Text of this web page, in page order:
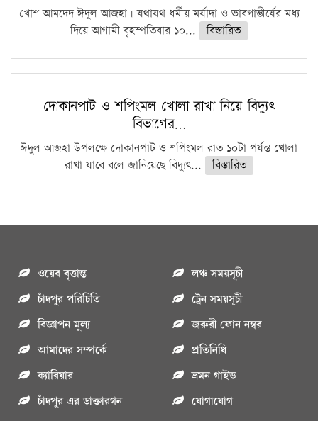
খোশ আমদেদ ঈদুল আজহা। যথাযথ ধর্মীয় মর্যাদা ও ভাবগাম্ভীর্যের মধ্য
দিয়ে আগামী বৃহস্পতিবার ১০...
বিস্তারিত
দোকানপাট ও শপিংমল খোলা রাখা নিয়ে বিদ্যুৎ
বিভাগের…
ঈদুল আজহা উপলক্ষে দোকানপাট ও শপিংমল রাত ১০টা পর্যন্ত খোলা
রাখা যাবে বলে জানিয়েছে বিদ্যুৎ...
বিস্তারিত
ওয়েব বৃত্তান্ত
চাঁদপুর পরিচিতি
বিজ্ঞাপন মুল্য
আমাদের সম্পর্কে
ক্যারিয়ার
চাঁদপুর এর ডাক্তারগন
লঞ্চ সময়সূচী
ট্রেন সময়সূচী
জরুরী ফোন নম্বর
প্রতিনিধি
ভ্রমন গাইড
যোগাযোগ